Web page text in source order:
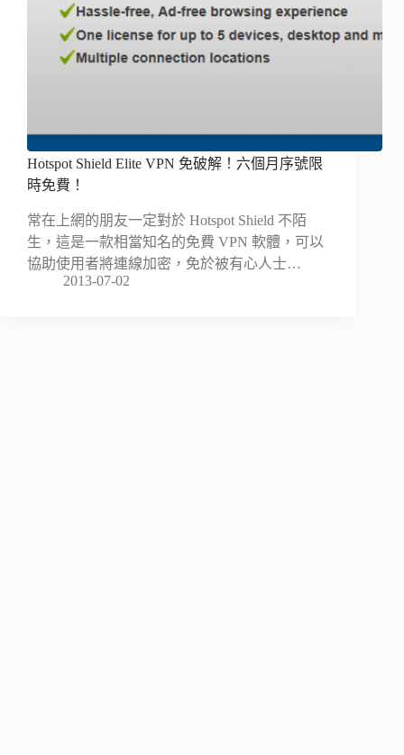
Hotspot Shield Elite VPN 免破解！六個月序號限
時免費！
常在上網的朋友一定對於 Hotspot Shield 不陌
生，這是一款相當知名的免費 VPN 軟體，可以
協助使用者將連線加密，免於被有心人士…
2013-07-02